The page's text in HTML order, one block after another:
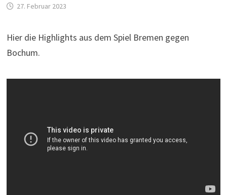
27. Februar 2023
Hier die Highlights aus dem Spiel Bremen gegen
Bochum.